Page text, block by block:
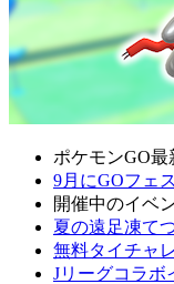
ポケモンGO最
9月にGOフェ
開催中のイベ
夏の遠足凍て
無料タイチャレ
Jリーグコラボ